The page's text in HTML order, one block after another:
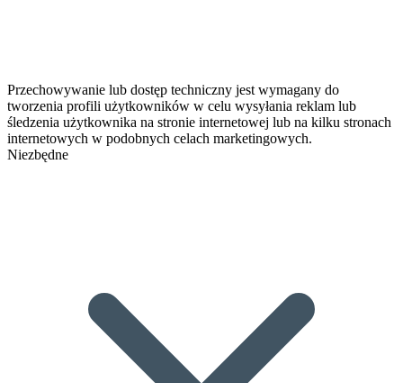
Przechowywanie lub dostęp techniczny jest wymagany do
tworzenia profili użytkowników w celu wysyłania reklam lub
śledzenia użytkownika na stronie internetowej lub na kilku stronach
internetowych w podobnych celach marketingowych.
Niezbędne